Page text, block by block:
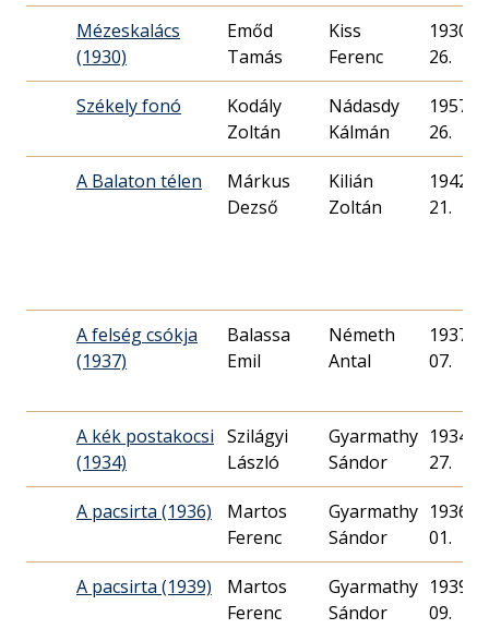
Mézeskalács
(1930)
Emőd
Tamás
Kiss
Ferenc
1930.
26.
Székely fonó
Kodály
Zoltán
Nádasdy
Kálmán
1957.
26.
A Balaton télen
Márkus
Dezső
Kilián
Zoltán
1942.
21.
A felség csókja
(1937)
Balassa
Emil
Németh
Antal
1937.
07.
A kék postakocsi
(1934)
Szilágyi
László
Gyarmathy
Sándor
1934.
27.
A pacsirta (1936)
Martos
Ferenc
Gyarmathy
Sándor
1936.
01.
A pacsirta (1939)
Martos
Ferenc
Gyarmathy
Sándor
1939.
09.